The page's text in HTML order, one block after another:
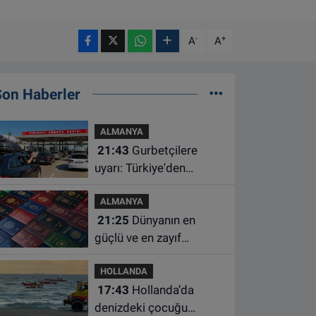
A- A+
Haberler
ALMANYA
21:43
uyarı: Türkiye'den
geçiş ve trafik
borcunuzu kontrol edin
ALMANYA
21:25
güçlü ve en zayıf
HOLLANDA
17:43
denizdeki çocuğu